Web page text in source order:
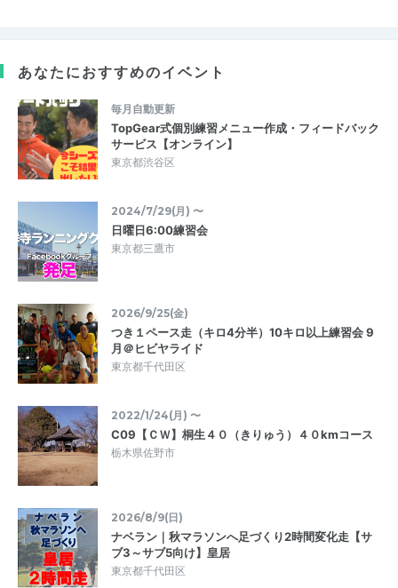
あなたにおすすめのイベント
毎月自動更新
TopGear式個別練習メニュー作成・フィードバック
サービス【オンライン】
東京都渋谷区
2024/7/29(月) 〜
日曜日6:00練習会
東京都三鷹市
2026/9/25(金)
つき１ペース走（キロ4分半）10キロ以上練習会 9
月＠ヒビヤライド
東京都千代田区
2022/1/24(月) 〜
C09【ＣＷ】桐生４０（きりゅう）４０kmコース
栃木県佐野市
2026/8/9(日)
ナベラン｜秋マラソンへ足づくり2時間変化走【サ
ブ3～サブ5向け】皇居
東京都千代田区